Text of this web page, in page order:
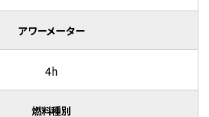
アワーメーター
4h
燃料種別